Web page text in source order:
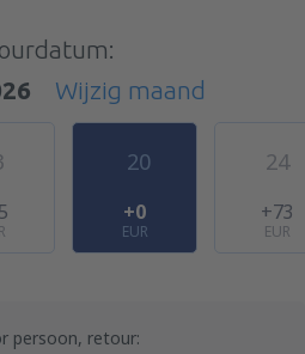
Wijzig maand
20
+0
EUR
24
+73
EUR
persoon, retour: